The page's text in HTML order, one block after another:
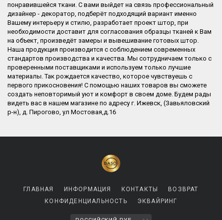
понравившейся ткани. С вами выйдет на связь профессиональный
дизайнер - декоратор, подберёт подходящий вариант именно
Вашему интерьеру и стилю, разработает проект штор, при
необходимости доставит для согласования образцы тканей к Вам
на объект, произведёт замеры и вывешивание готовых штор.
Наша продукция производится с соблюдением современных
стандартов производства и качества. Мы сотрудничаем только с
проверенными поставщиками и используем только лучшие
материалы. Так рождается качество, которое чувствуешь с
первого прикосновения! С помощью наших товаров вы сможете
создать неповторимый уют и комфорт в своем доме. Будем рады
видеть вас в нашем магазине по адресу г. Ижевск, (Завьяловский
р-н), д. Пирогово, ул Мостовая,д.16​
ГЛАВНАЯ ИНФОРМАЦИЯ КОНТАКТЫ
ВОЗВРАТ
КОНФИДЕНЦИАЛЬНОСТЬ
ЭКВАЙРИНГ